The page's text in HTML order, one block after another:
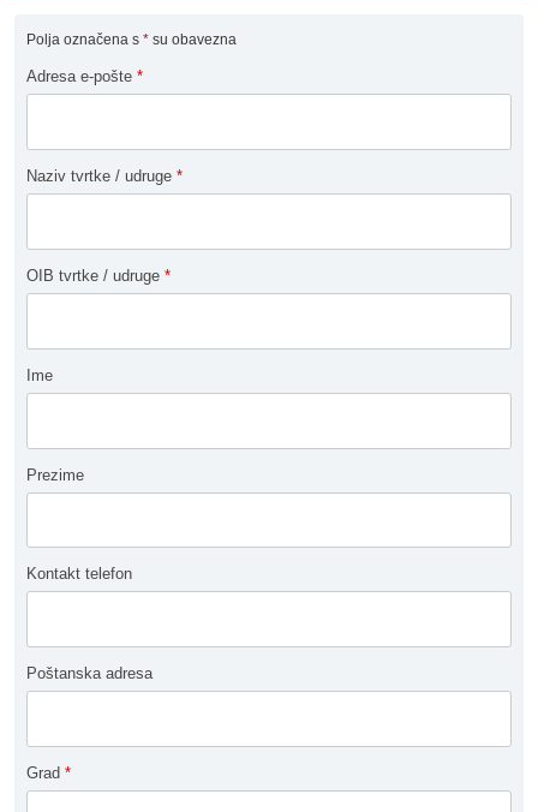
Polja označena s * su obavezna
Adresa e-pošte *
Naziv tvrtke / udruge *
OIB tvrtke / udruge *
Ime
Prezime
Kontakt telefon
Poštanska adresa
Grad *